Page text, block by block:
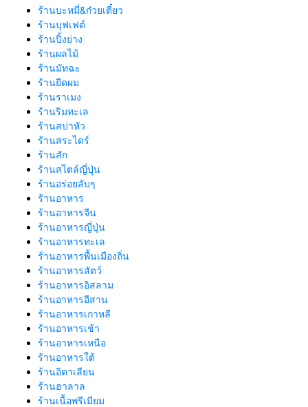
ร้านบะหมี่&ก๋วยเตี๋ยว
ร้านบุฟเฟต์
ร้านปิ้งย่าง
ร้านผลไม้
ร้านมัทฉะ
ร้านยืดผม
ร้านราเมง
ร้านริมทะเล
ร้านสปาหัว
ร้านสระไดร์
ร้านสัก
ร้านสไตล์ญี่ปุ่น
ร้านอร่อยลับๆ
ร้านอาหาร
ร้านอาหารจีน
ร้านอาหารญี่ปุ่น
ร้านอาหารทะเล
ร้านอาหารพื้นเมืองถิ่น
ร้านอาหารสัตว์
ร้านอาหารอิสลาม
ร้านอาหารอีสาน
ร้านอาหารเกาหลี
ร้านอาหารเช้า
ร้านอาหารเหนือ
ร้านอาหารใต้
ร้านอิตาเลียน
ร้านฮาลาล
ร้านเนื้อพรีเมียม